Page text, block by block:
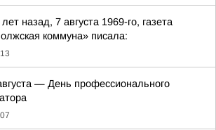
назад, 7 августа 1969-го, газета
коммуна» писала:
— День профессионального